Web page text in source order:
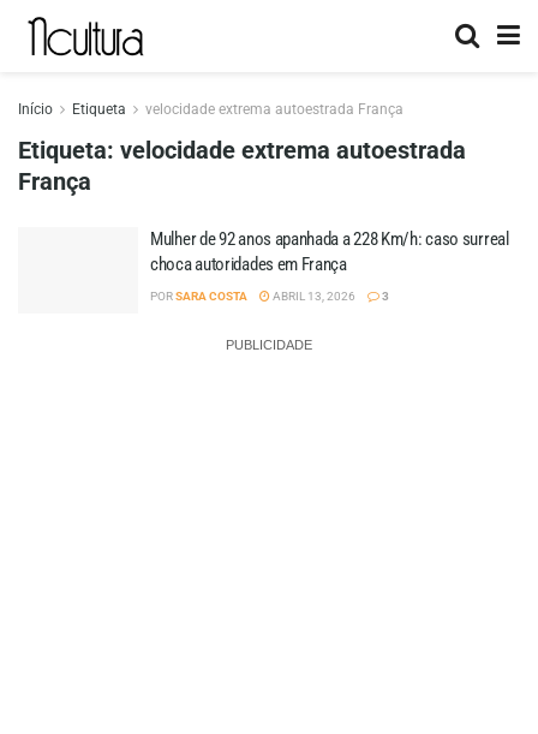
Início Etiqueta velocidade extrema autoestrada França
Etiqueta: velocidade extrema autoestrada
França
Mulher de 92 anos apanhada a 228 Km/h: caso surreal
choca autoridades em França
PORSARA COSTA ABRIL 13, 2026 3
PUBLICIDADE